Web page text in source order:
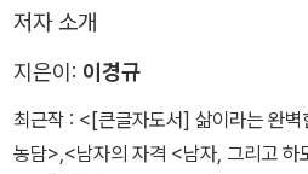
저자 소개
지은이: 이경규
최근작 : <[큰글자도서] 삶이라는 완벽
농담>,<남자의 자격 <남자, 그리고